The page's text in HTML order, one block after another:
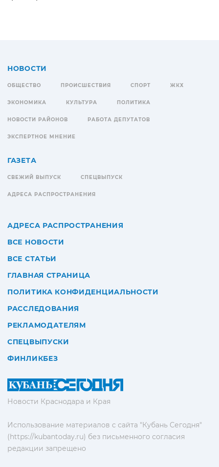
Новости Краснодара и Края
Использование материалов с сайта "Кубань Сегодня"
(https://kubantoday.ru) без письменного согласия
редакции запрещено
НОВОСТИ
ОБЩЕСТВО ПРОИСШЕСТВИЯ СПОРТ ЖКХ
ЭКОНОМИКА КУЛЬТУРА ПОЛИТИКА
НОВОСТИ РАЙОНОВ РАБОТА ДЕПУТАТОВ
ЭКСПЕРТНОЕ МНЕНИЕ
ГАЗЕТА
СВЕЖИЙ ВЫПУСК СПЕЦВЫПУСК
АДРЕСА РАСПРОСТРАНЕНИЯ
АДРЕСА РАСПРОСТРАНЕНИЯ
ВСЕ НОВОСТИ
ВСЕ СТАТЬИ
ГЛАВНАЯ СТРАНИЦА
ПОЛИТИКА КОНФИДЕНЦИАЛЬНОСТИ
РАССЛЕДОВАНИЯ
РЕКЛАМОДАТЕЛЯМ
СПЕЦВЫПУСКИ
ФИНЛИКБЕЗ